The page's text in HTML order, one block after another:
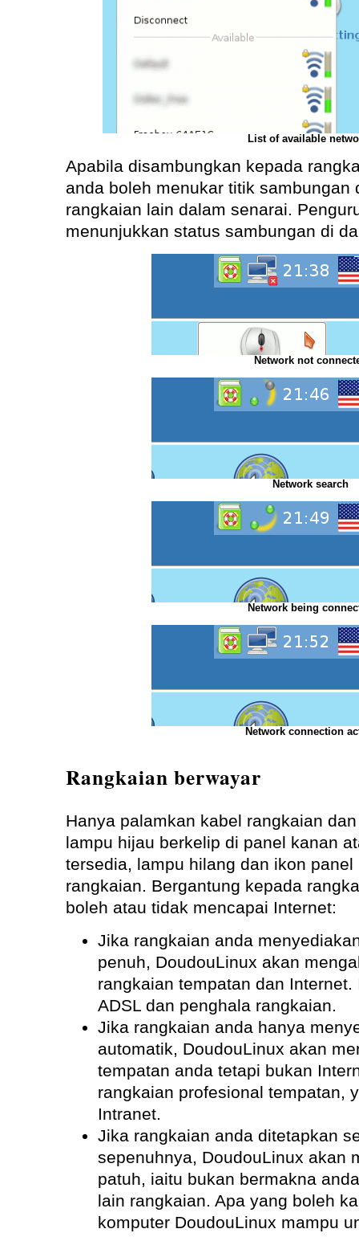
List of available
Apabila disambungkan kepada
anda boleh menukar titik sambungan
rangkaian lain dalam senarai.
menunjukkan status sambungan di
Network not
Network search
Network being
Network connection
Rangkaian berwayar
Hanya palamkan kabel rangkaian
lampu hijau berkelip di panel kanan
tersedia, lampu hilang dan ikon
rangkaian. Bergantung kepada
boleh atau tidak mencapai Internet:
Jika rangkaian anda
penuh, DoudouLinux akan
rangkaian tempatan dan
ADSL dan penghala rangkaian.
Jika rangkaian anda hanya
automatik, DoudouLinux akan
tempatan anda tetapi bukan
rangkaian profesional tempatan,
Intranet.
Jika rangkaian anda ditetapkan
sepenuhnya, DoudouLinux akan
patuh, iaitu bukan bermakna
lain rangkaian. Apa yang boleh
komputer DoudouLinux mampu